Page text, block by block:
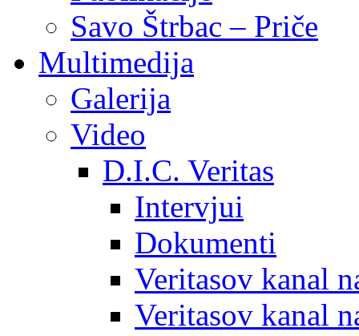
Savo Štrbac – Priče
Multimedija
Galerija
Video
D.I.C. Veritas
Intervjui
Dokumenti
Veritasov kanal
Veritasov kanal